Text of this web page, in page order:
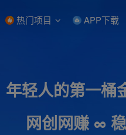
热门项目 APP下载
年轻人的第一桶
网创网赚 ∞